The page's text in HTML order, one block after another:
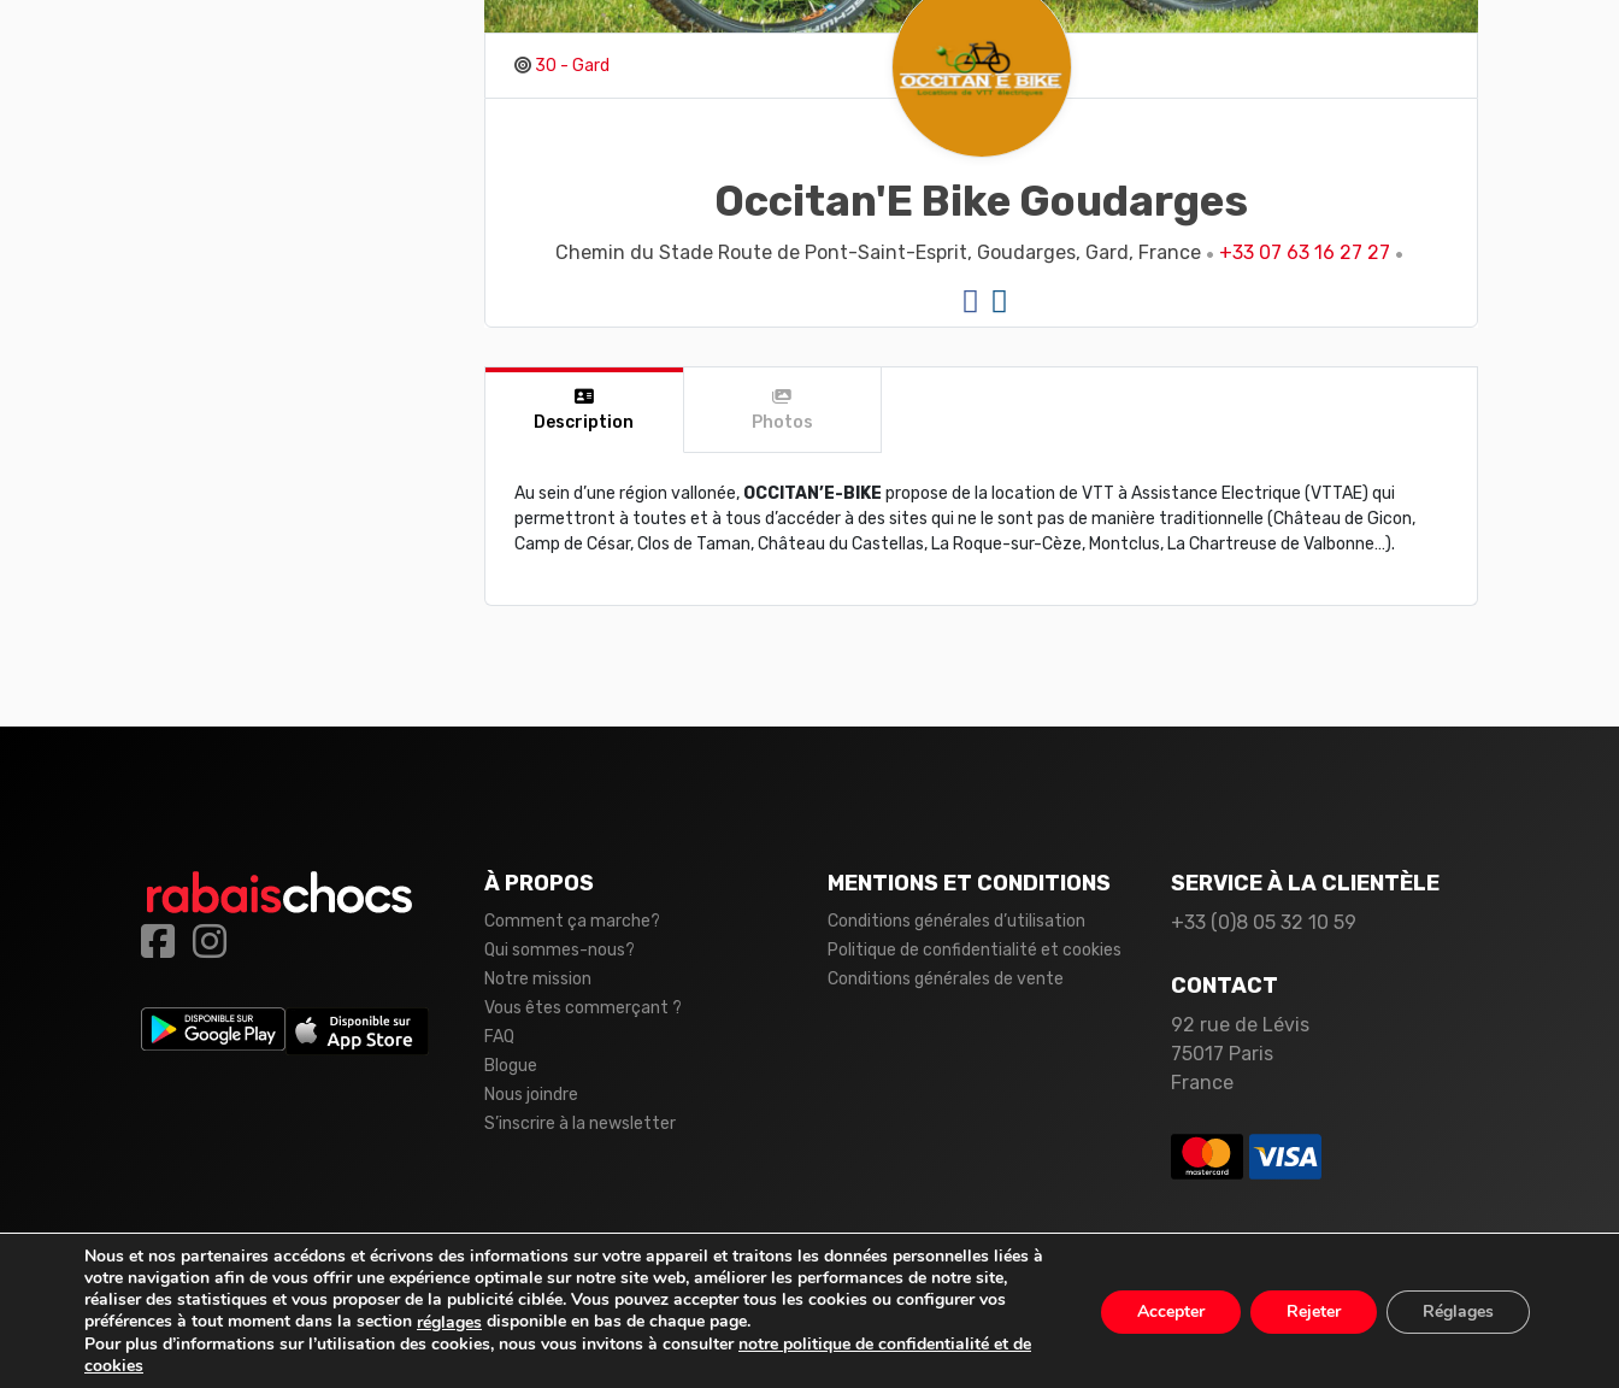
30 - Gard
Occitan'E Bike Goudarges
Chemin du Stade Route de Pont-Saint-Esprit, Goudarges, Gard, France +33 07 63 16 27 27
Description Photos
Au sein d’une région vallonée, OCCITAN’E-BIKE propose de la location de VTT à Assistance Electrique (VTTAE) qui
permettront à toutes et à tous d’accéder à des sites qui ne le sont pas de manière traditionnelle (Château de Gicon,
Camp de César, Clos de Taman, Château du Castellas, La Roque-sur-Cèze, Montclus, La Chartreuse de Valbonne…).
À PROPOS
Comment ça marche?
Qui sommes-nous?
Notre mission
Vous êtes commerçant ?
FAQ
Blogue
Nous joindre
S’inscrire à la newsletter
MENTIONS ET CONDITIONS
Conditions générales d’utilisation
Politique de confidentialité et cookies
Conditions générales de vente
SERVICE À LA CLIENTÈLE
+33 (0)8 05 32 10 59
CONTACT
92 rue de Lévis
75017 Paris
France
© 2026rabaischocs.fr. Tous droits réservés.
Nous et nos partenaires accédons et écrivons des informations sur votre appareil et traitons les données personnelles liées à
votre navigation afin de vous offrir une expérience optimale sur notre site web, améliorer les performances de notre site,
réaliser des statistiques et vous proposer de la publicité ciblée. Vous pouvez accepter tous les cookies ou configurer vos
préférences à tout moment dans la section réglages disponible en bas de chaque page.
Pour plus d’informations sur l’utilisation des cookies, nous vous invitons à consulter notre politique de confidentialité et de
cookies
Accepter Rejeter Réglages